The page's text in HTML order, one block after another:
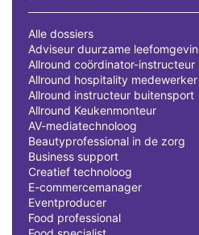
Alle dossiers
Adviseur duurzame
Allround coördinator-
Allround hospitality medewerker
Allround instructeur buitensport
Allround Keukenmonteur
AV-mediatechnoloog
Beautyprofessional in de zorg
Business support
Creatief technoloog
E-commercemanager
Eventproducer
Food professional